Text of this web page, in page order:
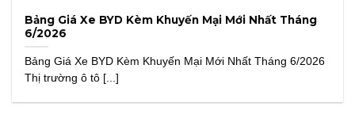
Bảng Giá Xe BYD Kèm Khuyến Mại Mới Nhất Tháng
6/2026
Bảng Giá Xe BYD Kèm Khuyến Mại Mới Nhất Tháng 6/2026
Thị trường ô tô [...]